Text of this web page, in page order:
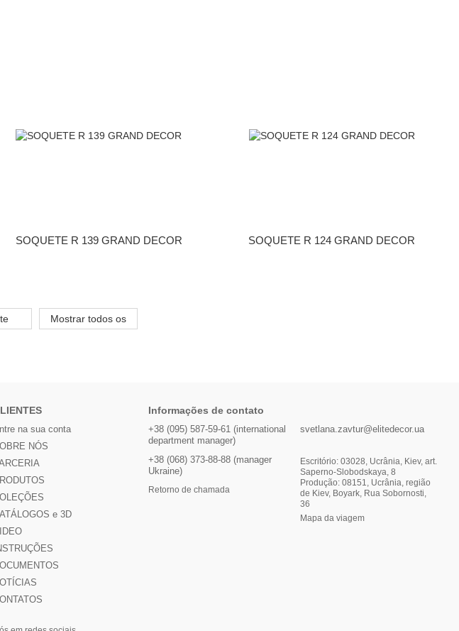
SOQUETE R 139 GRAND DECOR SOQUETE R 124 GRAND DECOR
Mostrar todos os
na sua conta
NÓS
e 3D
Informações de contato
+38 (095) 587-59-61 (international
department manager)
+38 (068) 373-88-88 (manager
Ukraine)
Retorno de chamada
svetlana.zavtur@elitedecor.ua
Escritório: 03028, Ucrânia, Kiev, art.
Saperno-Slobodskaya, 8
Produção: 08151, Ucrânia, região
de Kiev, Boyark, Rua Sobornosti,
36
Mapa da viagem